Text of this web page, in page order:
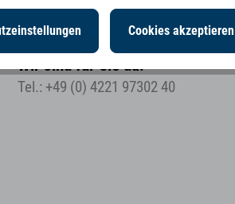
Wir sind für Sie da!
Tel.: +49 (0) 4221 97302 40
Cookies akzeptieren